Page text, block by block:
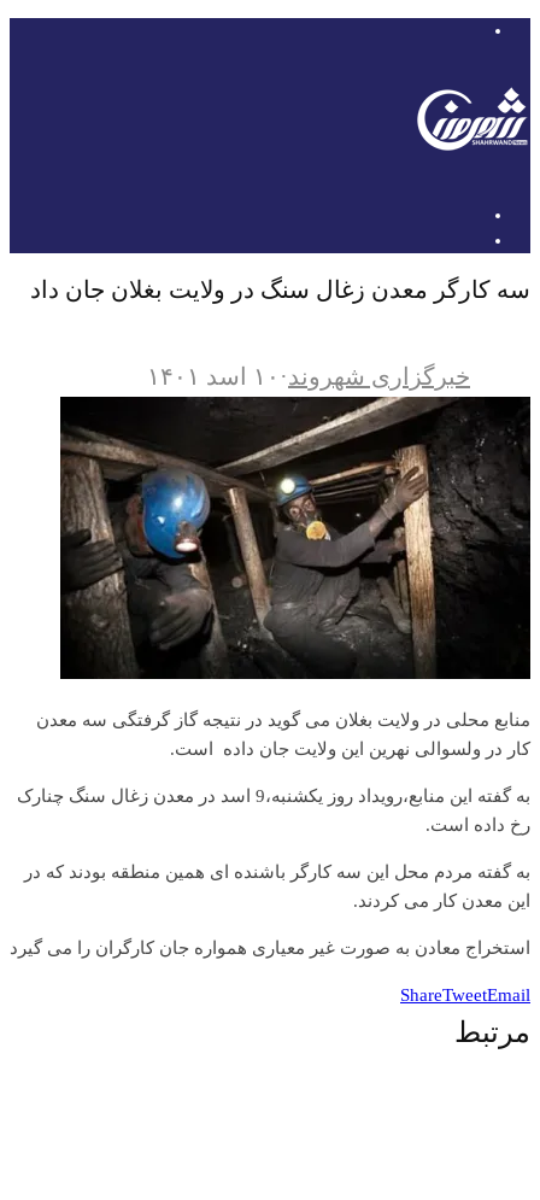
سه کارگر معدن زغال سنگ در ولایت بغلان جان داد
خبرگزاری شهروند· ۱۰ اسد ۱۴۰۱
منابع محلی در ولایت بغلان می گوید در نتیجه گاز گرفتگی سه معدن
کار در ولسوالی نهرین این ولایت جان داده است.
به گفته این منابع،رویداد روز یکشنبه،9 اسد در معدن زغال سنگ چنارک
رخ داده است.
به گفته مردم محل این سه کارگر باشنده ای همین منطقه بودند که در
این معدن کار می کردند.
استخراج معادن به صورت غیر معیاری همواره جان کارگران را می گیرد
ShareTweetEmail
مرتبط